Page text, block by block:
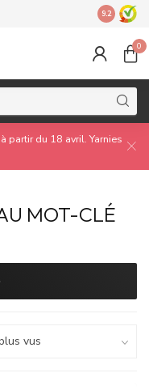
Made by
9.2
0
partir du 18 avril. Yarnies
MOT-CLÉ